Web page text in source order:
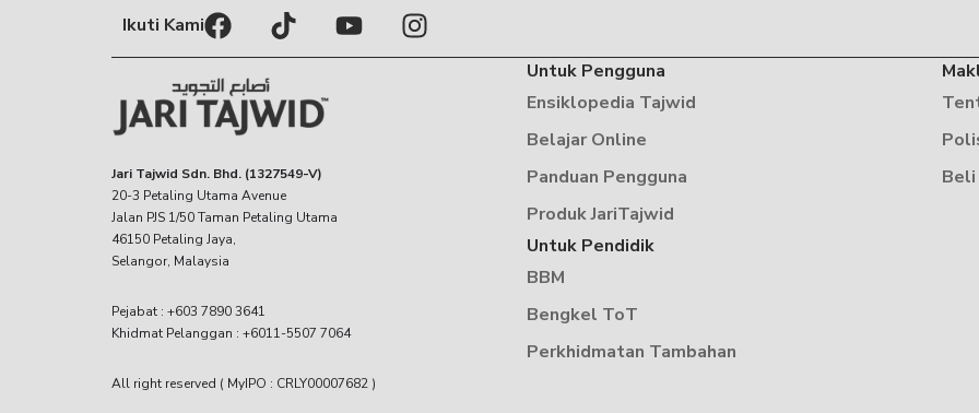
Ikuti Kami
Jari Tajwid Sdn. Bhd. (1327549-V)
20-3 Petaling Utama Avenue
Jalan PJS 1/50 Taman Petaling Utama
46150 Petaling Jaya,
Selangor, Malaysia
Pejabat : +603 7890 3641
Khidmat Pelanggan : +6011-5507 7064
All right reserved ( MyIPO : CRLY00007682 )
Untuk Pengguna
Ensiklopedia Tajwid
Belajar Online
Panduan Pengguna
Produk JariTajwid
Untuk Pendidik
BBM
Bengkel ToT
Perkhidmatan Tambahan